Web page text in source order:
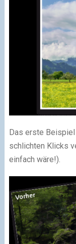
Das erste
schlichten Klicks
einfach wäre!).